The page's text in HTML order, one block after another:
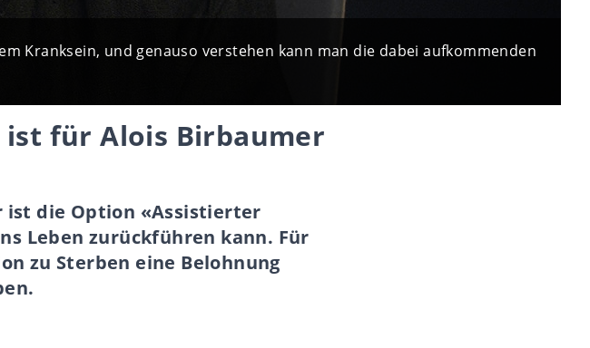
Kranksein, und genauso verstehen kann man die dabei aufkommenden
für Alois Birbaumer
ist die Option «Assistierter
Leben zurückführen kann. Für
zu Sterben eine Belohnung